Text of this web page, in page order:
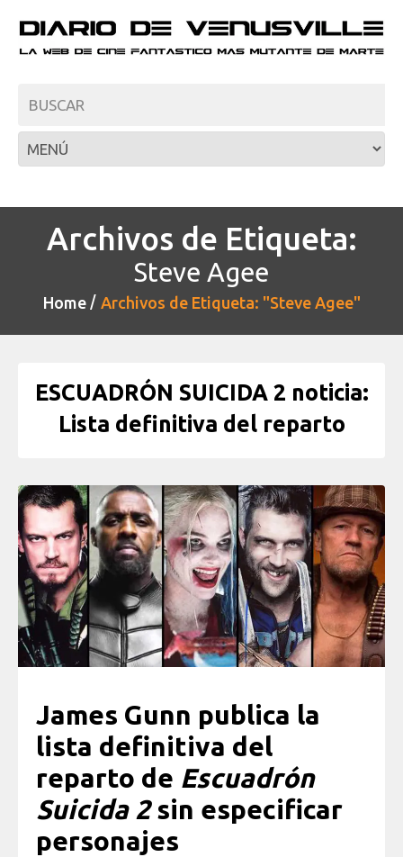
Archivos de Etiqueta:
Steve Agee
Home Archivos de Etiqueta: "Steve Agee"
ESCUADRÓN SUICIDA 2 noticia:
Lista definitiva del reparto
James Gunn publica la
lista definitiva del
reparto de Escuadrón
Suicida 2sin especificar
personajes